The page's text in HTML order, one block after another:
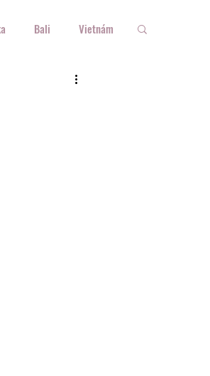
Bali Vietnám
Ausztria